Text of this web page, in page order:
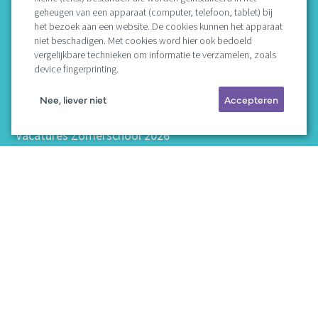
belasting)
INFORMATIE
Over ons
Zomerschool
Vacatures Zomerschool 2026
geheugen van een apparaat (computer, telefoon, tablet) bij
het bezoek aan een website. De cookies kunnen het apparaat
niet beschadigen. Met cookies word hier ook bedoeld
vergelijkbare technieken om informatie te verzamelen, zoals
device fingerprinting.
Nee, liever niet Accepteren